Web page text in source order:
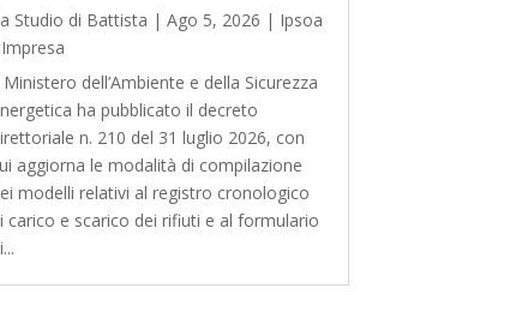
Studio di Battista | Ago 5, 2026 | Ipsoa
Ministero dell’Ambiente e della Sicurezza
ha pubblicato il decreto
n. 210 del 31 luglio 2026, con
aggiorna le modalità di compilazione
modelli relativi al registro cronologico
carico e scarico dei rifiuti e al formulario